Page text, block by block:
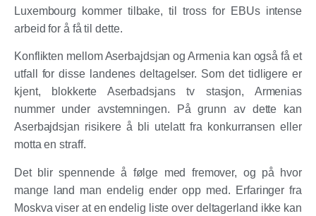
Luxembourg kommer tilbake, til tross for EBUs intense
arbeid for å få til dette.
Konflikten mellom Aserbajdsjan og Armenia kan også få et
utfall for disse landenes deltagelser. Som det tidligere er
kjent, blokkerte Aserbadsjans tv stasjon, Armenias
nummer under avstemningen. På grunn av dette kan
Aserbajdsjan risikere å bli utelatt fra konkurransen eller
motta en straff.
Det blir spennende å følge med fremover, og på hvor
mange land man endelig ender opp med. Erfaringer fra
Moskva viser at en endelig liste over deltagerland ikke kan